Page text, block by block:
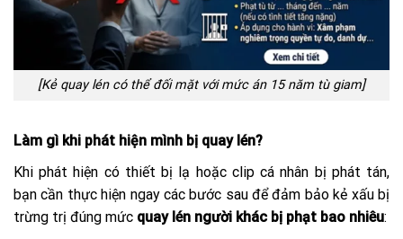
[Kẻ quay lén có thể đối mặt với mức án 15 năm tù giam]
Làm gì khi phát hiện mình bị quay lén?
Khi phát hiện có thiết bị lạ hoặc clip cá nhân bị phát tán,
bạn cần thực hiện ngay các bước sau để đảm bảo kẻ xấu bị
trừng trị đúng mức quay lén người khác bị phạt bao nhiêu: